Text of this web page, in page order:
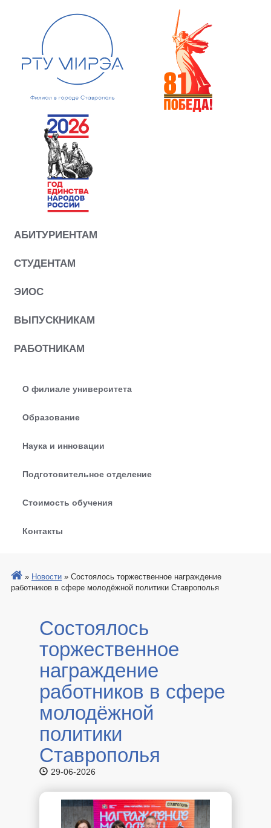
АБИТУРИЕНТАМ
СТУДЕНТАМ
ЭИОС
ВЫПУСКНИКАМ
РАБОТНИКАМ
О филиале университета
Образование
Наука и инновации
Подготовительное отделение
Стоимость обучения
Контакты
» Новости » Состоялось торжественное награждение
работников в сфере молодёжной политики Ставрополья
Состоялось
торжественное
награждение
работников в сфере
молодёжной
политики
Ставрополья
29-06-2026